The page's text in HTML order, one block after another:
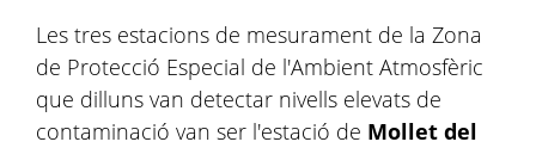
Les tres estacions de mesurament de la Zona
de Protecció Especial de l'Ambient Atmosfèric
que dilluns van detectar nivells elevats de
contaminació van ser l'estació de Mollet del